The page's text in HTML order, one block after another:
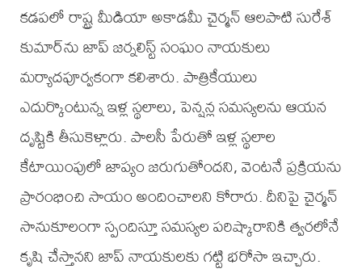
కడపలో రాష్ట్ర మీడియా అకాడమీ చైర్మన్ ఆలపాటి సురేశ్
కుమార్‌ను జాప్ జర్నలిస్ట్ సంఘం నాయకులు
మర్యాదపూర్వకంగా కలిశారు. పాత్రికేయులు
ఎదుర్కొంటున్న ఇళ్ల స్థలాలు, పెన్షన్ల సమస్యలను ఆయన
దృష్టికి తీసుకెళ్లారు. పాలసీ పేరుతో ఇళ్ల స్థలాల
కేటాయింపులో జాప్యం జరుగుతోందని, వెంటనే ప్రక్రియను
ప్రారంభించి సాయం అందించాలని కోరారు. దీనిపై చైర్మన్
సానుకూలంగా స్పందిస్తూ సమస్యల పరిష్కారానికి త్వరలోనే
కృషి చేస్తానని జాప్ నాయకులకు గట్టి భరోసా ఇచ్చారు.